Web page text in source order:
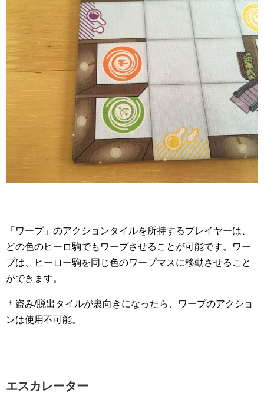
「ワープ」のアクションタイルを所持するプレイヤーは、
どの色のヒーロ駒でもワープさせることが可能です。ワー
プは、ヒーロー駒を同じ色のワープマスに移動させること
ができます。
＊盗み/脱出タイルが裏向きになったら、ワープのアクショ
ンは使用不可能。
エスカレーター